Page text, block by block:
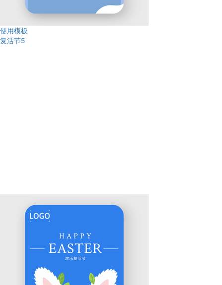
使用模板
复活节5